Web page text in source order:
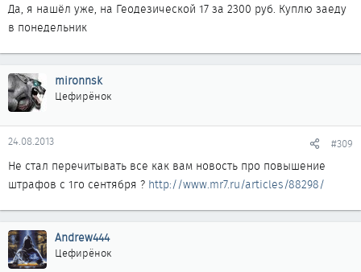
Да, я нашёл уже, на Геодезической 17 за 2300 руб. Куплю заеду
в понедельник
mironnsk
Цефирёнок
24.08.2013 #309
Не стал перечитывать все как вам новость про повышение
штрафов с 1го сентября ? http://www.mr7.ru/articles/88298/
Andrew444
Цефирёнок